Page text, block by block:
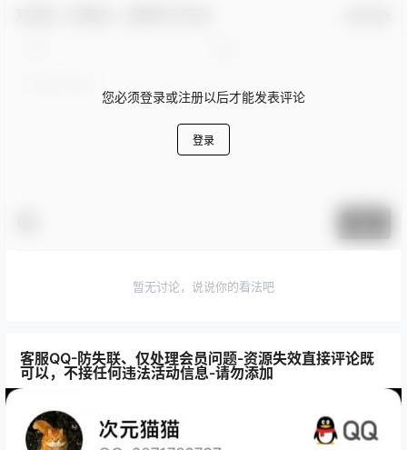
您必须登录或注册以后才能发表评论
登录
暂无讨论，说说你的看法吧
客服QQ-防失联、仅处理会员问题-资源失效直接评论既
可以，不接任何违法活动信息-请勿添加